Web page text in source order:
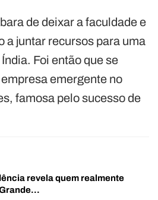
de deixar a faculdade e
a juntar recursos para uma
Foi então que se
emergente no
famosa pelo sucesso de
revela quem realmente